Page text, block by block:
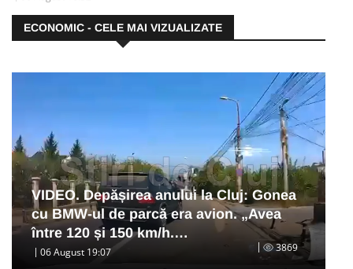
ECONOMIC - CELE MAI VIZUALIZATE
VIDEO. Depășirea anului la Cluj: Gonea
cu BMW-ul de parcă era avion. „Avea
între 120 și 150 km/h.…
06 August 19:07 3869